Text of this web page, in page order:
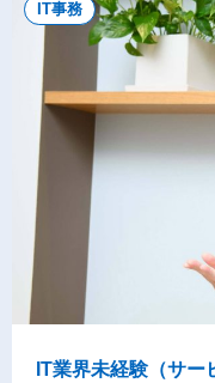
IT事務
IT業界未経験（サ